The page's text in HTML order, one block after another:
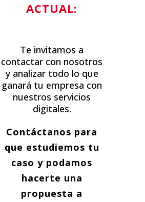
ACTUAL:
Te invitamos a
contactar con nosotros
y analizar todo lo que
ganará tu empresa con
nuestros servicios
digitales.
Contáctanos para
que estudiemos tu
caso y podamos
hacerte una
propuesta a